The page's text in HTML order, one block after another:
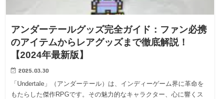
アンダーテールグッズ完全ガイド：ファン必携
のアイテムからレアグッズまで徹底解説！
【2024年最新版】
2025.03.30
「Undertale」（アンダーテール）は、インディーゲーム界に革命を
もたらした傑作RPGです。その魅力的なキャラクター、心に響くス